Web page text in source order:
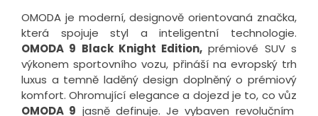
OMODA je moderní, designově orientovaná značka,
která spojuje styl a inteligentní technologie.
OMODA 9 Black Knight Edition, prémiové SUV s
výkonem sportovního vozu, přináší na evropský trh
luxus a temně laděný design doplněný o prémiový
komfort. Ohromující elegance a dojezd je to, co vůz
OMODA 9 jasně definuje. Je vybaven revolučním